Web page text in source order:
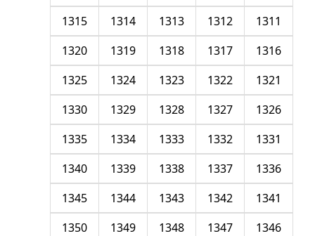
1311
1312
1313
1314
1315
1316
1317
1318
1319
1320
1321
1322
1323
1324
1325
1326
1327
1328
1329
1330
1331
1332
1333
1334
1335
1336
1337
1338
1339
1340
1341
1342
1343
1344
1345
1346
1347
1348
1349
1350